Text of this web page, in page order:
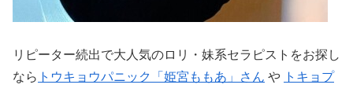
リピーター続出で大人気のロリ・妹系セラピストをお探し
なら トウキョウパニック「姫宮ももあ」さん や
トキョプ